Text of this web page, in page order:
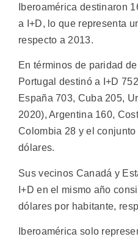
Iberoamérica destinaron
a I+D, lo que representa
respecto a 2013.
En términos de paridad
Portugal destinó a I+D
España 703, Cuba 205,
2020), Argentina 160,
Colombia 28 y el
dólares.
Sus vecinos Canadá y
I+D en el mismo año
dólares por habitante,
Iberoamérica solo